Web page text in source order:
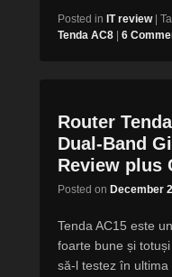
Posted in IT review
Tenda AC8
6
Router
Dual-Band
Review plus
Posted on December
Tenda AC15 este un
foarte bune și
să-l testez în